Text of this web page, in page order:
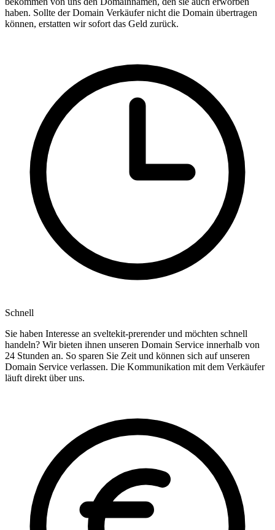
haben. Sollte der Domain Verkäufer nicht die Domain übertragen
können, erstatten wir sofort das Geld zurück.
Schnell
Sie haben Interesse an sveltekit-prerender und möchten schnell
handeln? Wir bieten ihnen unseren Domain Service innerhalb von
24 Stunden an. So sparen Sie Zeit und können sich auf unseren
Domain Service verlassen. Die Kommunikation mit dem Verkäufer
läuft direkt über uns.